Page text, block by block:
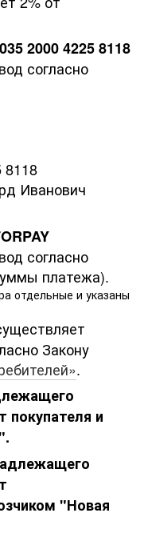
2000 4225 8118
согласно
8118
Иванович
согласно
платежа).
отдельные и указаны
Закону
.
покупателя и
"Новая